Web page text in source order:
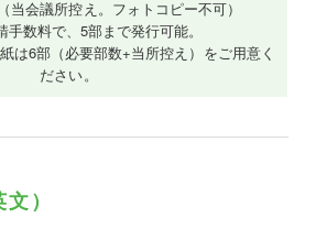
当会議所控え。フォトコピー不可）
手数料で、5部まで発行可能。
は6部（必要部数+当所控え）をご用意く
ださい。
）